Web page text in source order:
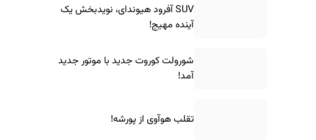
SUV آفرود هیوندای، نویدبخش یک
آینده مهیج!
شورولت کوروت جدید با موتور جدید
آمد!
تقلب هوآوی از پورشه!